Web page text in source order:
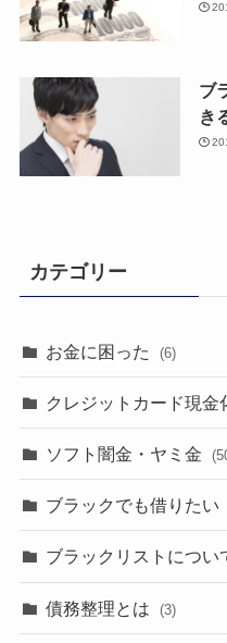
ブ
き
カテゴリー
お金に困った (6)
クレジットカード現金
ソフト闇金・ヤミ金
ブラックでも借りたい
ブラックリストについ
債務整理とは (3)